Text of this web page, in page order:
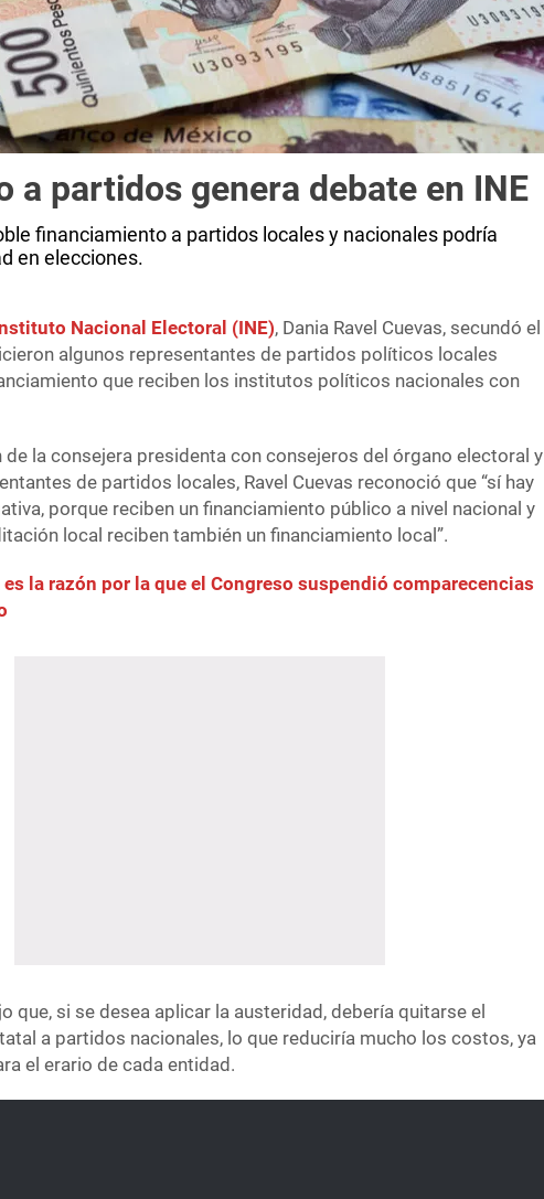
a partidos genera debate en INE
financiamiento a partidos locales y nacionales podría
en elecciones.
Nacional Electoral (INE), Dania Ravel Cuevas, secundó el
algunos representantes de partidos políticos locales
que reciben los institutos políticos nacionales con
de la consejera presidenta con consejeros del órgano electoral y
de partidos locales, Ravel Cuevas reconoció que “sí hay
porque reciben un financiamiento público a nivel nacional y
local reciben también un financiamiento local”.
es la razón por la que el Congreso suspendió comparecencias
que, si se desea aplicar la austeridad, debería quitarse el
a partidos nacionales, lo que reduciría mucho los costos, ya
el erario de cada entidad.